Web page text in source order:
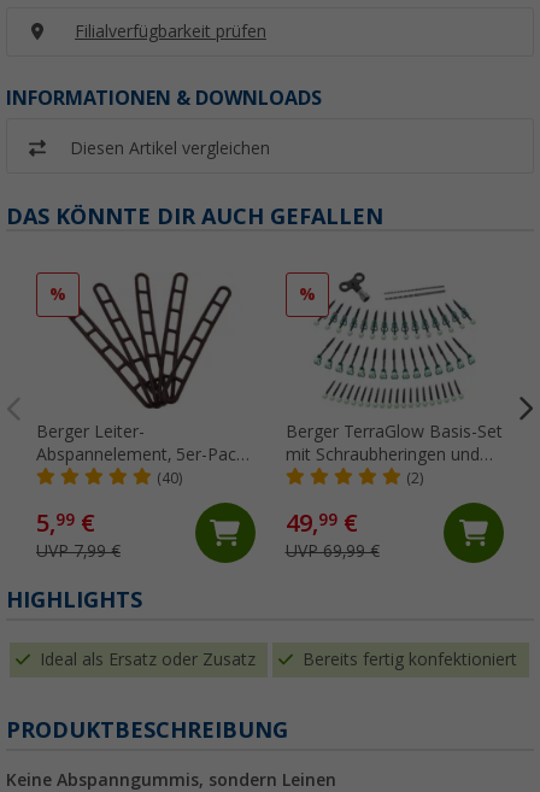
Filialverfügbarkeit prüfen
INFORMATIONEN & DOWNLOADS
Diesen Artikel vergleichen
DAS KÖNNTE DIR AUCH GEFALLEN
%
Berger Leiter-
Abspannelement, 5er-Pack
Braun
(40)
5,99 €
UVP 7,99 €
%
Berger TerraGlow Basis-Set
mit Schraubheringen und
Eindrehhilfe, 134-teilig
(2)
49,99€
UVP 69,99 €
HIGHLIGHTS
Ideal als Ersatz oder Zusatz Bereits fertig konfektioniert
PRODUKTBESCHREIBUNG
Keine Abspanngummis, sondern Leinen